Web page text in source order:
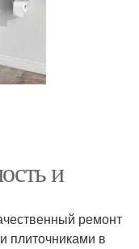
и
ремонт
плиточниками в